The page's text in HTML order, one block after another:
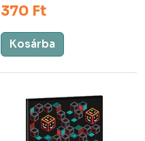
370 Ft
Kosárba